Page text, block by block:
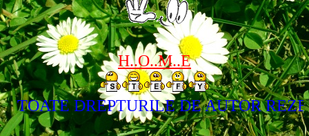
H..O..M..E
TOATE DREPTURILE DE AUTOR